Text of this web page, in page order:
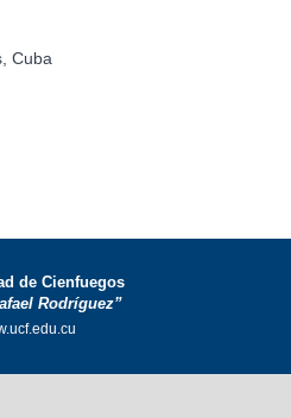
Cuba
de Cienfuegos
Rodríguez”